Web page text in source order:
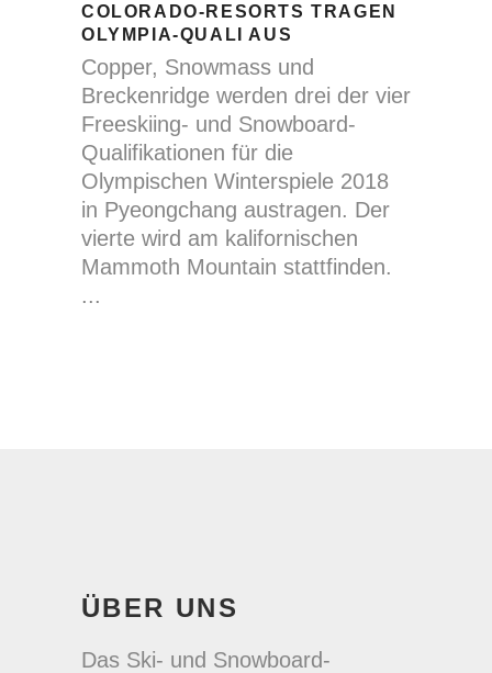
COLORADO-RESORTS TRAGEN
OLYMPIA-QUALI AUS
Copper, Snowmass und
Breckenridge werden drei der vier
Freeskiing- und Snowboard-
Qualifikationen für die
Olympischen Winterspiele 2018
in Pyeongchang austragen. Der
vierte wird am kalifornischen
Mammoth Mountain stattfinden.
ÜBER UNS
Das Ski- und Snowboard-